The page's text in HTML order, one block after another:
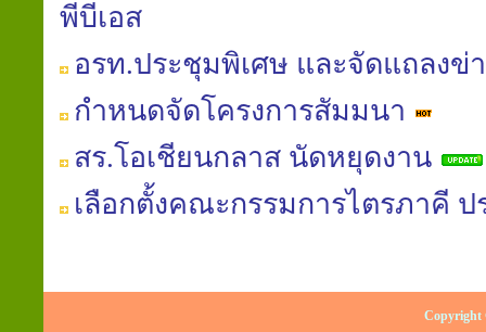
พีบีเอส
อรท.ประชุมพิเศษ และจัดแถลงข่
กำหนดจัดโครงการสัมมนา
สร.โอเชียนกลาส นัดหยุดงาน
เลือกตั้งคณะกรรมการไตรภาคี ป
Copyright